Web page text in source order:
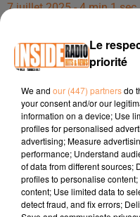
7 juillet 2025 - 4 min 1 sec
INTERVIEW DE MANON ET
SUR RADIO INSIDE
Facebook : Pelibat camp
Instagram :@pelibatcamp
Linkedin :PELIBAT CAMP
Le
priorité
We and our (447) partnersdo
your consent and/or our
information on a device; Use
profiles for personalised
advertising; Measure
performance; Understand
of data from different sources;
profiles to personalise
content; Use limited data to
detect fraud, and fix errors;